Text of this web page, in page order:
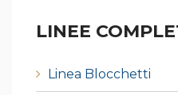
LINEE
Linea Blocchetti